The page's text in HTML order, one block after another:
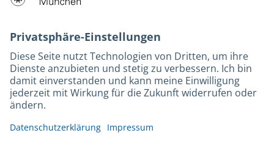
Bürgerservice
Kontakt
Barrierefreiheit
Leichte Sprache
Gebärdensprache